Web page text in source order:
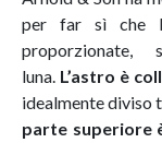
per far sì che
proporzionate,
luna. L’astro è
idealmente diviso
parte superiore